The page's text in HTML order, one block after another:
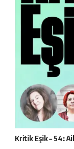
Kritik Eşik – 54: